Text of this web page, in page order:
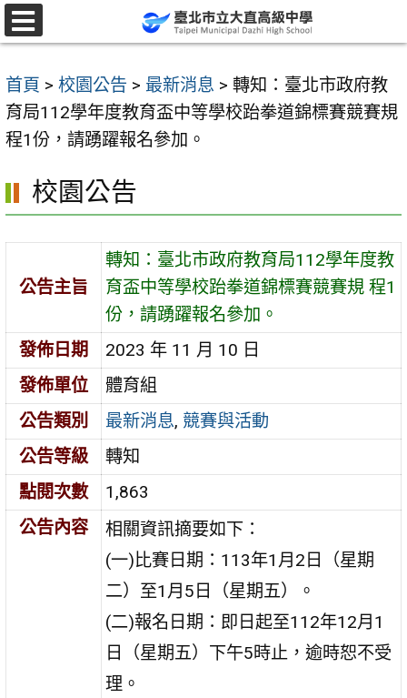
跳
至
要
內
容
首頁 > 校園公告 > 最新消息 > 轉知：臺北市政府教
育局112學年度教育盃中等學校跆拳道錦標賽競賽規
程1份，請踴躍報名參加。
校園公告
公告主旨
轉知：臺北市政府教育局112學年度教
育盃中等學校跆拳道錦標賽競賽規 程1
份，請踴躍報名參加。
發佈日期
2023 年 11 月 10 日
發佈單位
體育組
公告類別
最新消息, 競賽與活動
公告等級
轉知
點閱次數
1,863
公告內容
相關資訊摘要如下：
(一)比賽日期：113年1月2日（星期
二）至1月5日（星期五）。
(二)報名日期：即日起至112年12月1
日（星期五）下午5時止，逾時恕不受
理。
選
單